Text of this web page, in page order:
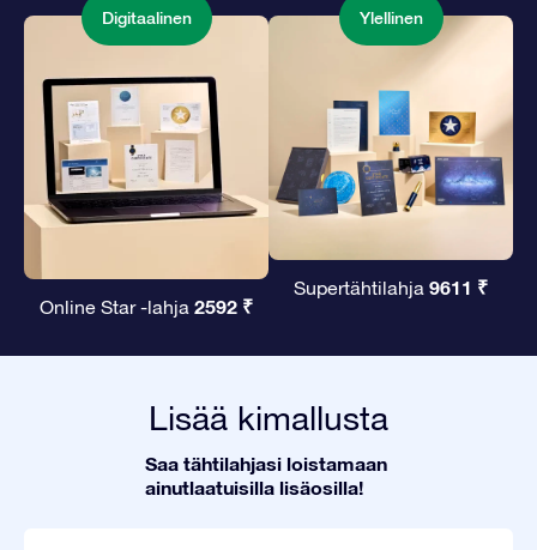
Digitaalinen
Online Star -lahja 2592 ₹
Ylellinen
Supertähtilahja 9611 ₹
Lisää kimallusta
Saa tähtilahjasi loistamaan
ainutlaatuisilla lisäosilla!